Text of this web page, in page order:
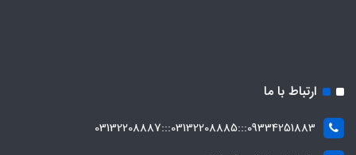
ارتباط با ما
09334251883:::03132208885:::03132208887